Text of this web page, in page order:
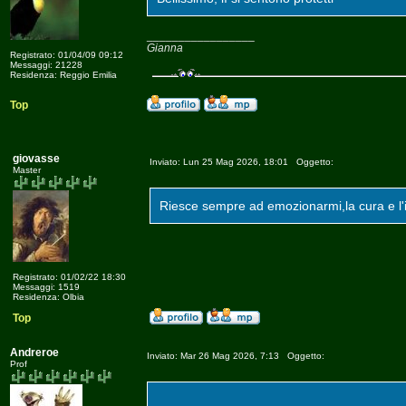
Registrato: 01/04/09 09:12
Messaggi: 21228
Residenza: Reggio Emilia
Gianna
Top
giovasse
Master
Registrato: 01/02/22 18:30
Messaggi: 1519
Residenza: Olbia
Inviato: Lun 25 Mag 2026, 18:01 Oggetto:
Riesce sempre ad emozionarmi,la cura e
Top
Andreroe
Prof
Inviato: Mar 26 Mag 2026, 7:13 Oggetto: